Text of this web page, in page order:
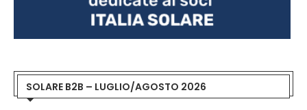
SOLARE B2B – LUGLIO/AGOSTO 2026